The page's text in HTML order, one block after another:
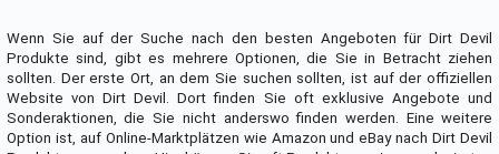
Wenn Sie auf der Suche nach den besten Angeboten für Dirt Devil
Produkte sind, gibt es mehrere Optionen, die Sie in Betracht ziehen
sollten. Der erste Ort, an dem Sie suchen sollten, ist auf der offiziellen
Website von Dirt Devil. Dort finden Sie oft exklusive Angebote und
Sonderaktionen, die Sie nicht anderswo finden werden. Eine weitere
Option ist, auf Online-Marktplätzen wie Amazon und eBay nach Dirt Devil